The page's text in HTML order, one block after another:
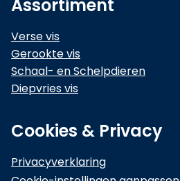
Assortiment
Verse vis
Gerookte vis
Schaal- en Schelpdieren
Diepvries vis
Cookies & Privacy
Privacyverklaring